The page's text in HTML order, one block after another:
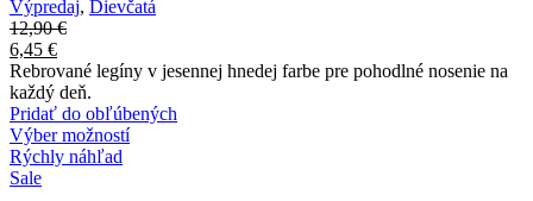
Výpredaj, Dievčatá
12,90€
6,45 €
Rebrované legíny v jesennej hnedej farbe pre pohodlné nosenie na
každý deň.
Pridať do obľúbených
Výber možností
Rýchly náhľad
Sale